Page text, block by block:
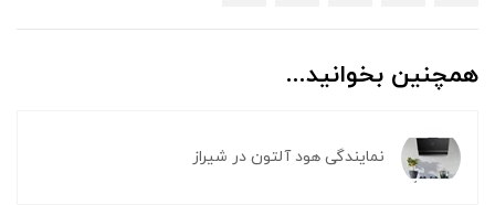
همچنین بخوانید...
نمایندگی هود آلتون در شیراز